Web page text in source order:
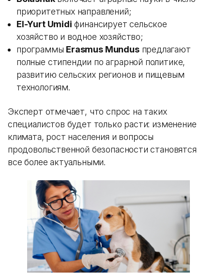
приоритетных направлений;
El-Yurt Umidi финансирует сельское
хозяйство и водное хозяйство;
программы Erasmus Mundusпредлагают
полные стипендии по аграрной политике,
развитию сельских регионов и пищевым
технологиям.
Эксперт отмечает, что спрос на таких
специалистов будет только расти: изменение
климата, рост населения и вопросы
продовольственной безопасности становятся
все более актуальными.